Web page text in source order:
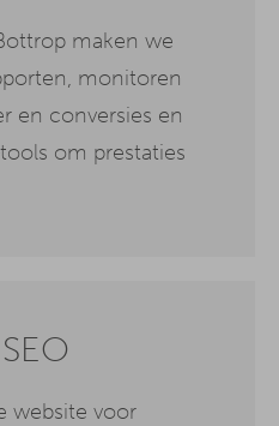
maken we
monitoren
en conversies en
om prestaties
website voor